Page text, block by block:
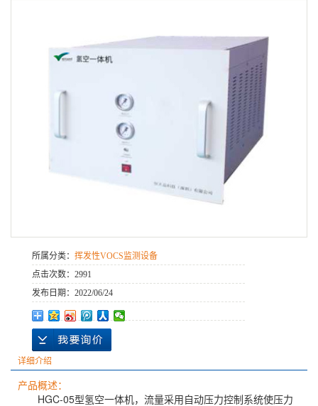
所属分类： 挥发性VOCS监测设备
点击次数： 2991
发布日期： 2022/06/24
详细介绍
产品概述：
HGC-05型氢空一体机，流量采用自动压力控制系统使压力